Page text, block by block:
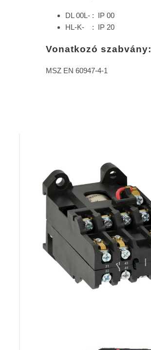
DL 00L- : IP 00
HL-K- : IP 20
Vonatkozó szabvány:
MSZ EN 60947-4-1